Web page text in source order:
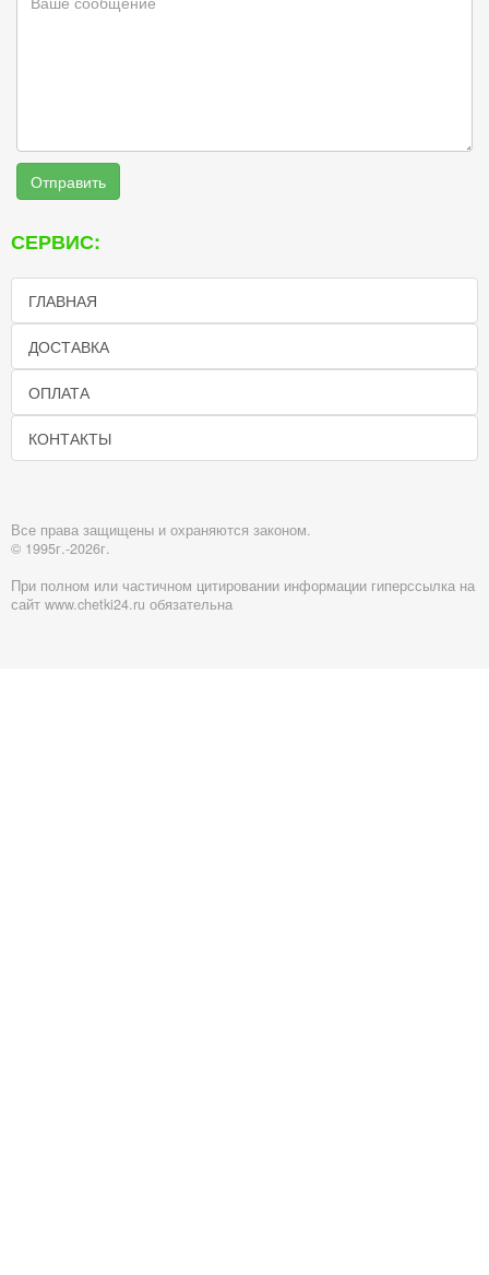
Отправить
СЕРВИС:
ГЛАВНАЯ
ДОСТАВКА
ОПЛАТА
КОНТАКТЫ
Все права защищены и охраняются законом.
© 1995г.-2026г.
При полном или частичном цитировании информации гиперссылка на
сайт www.chetki24.ru обязательна